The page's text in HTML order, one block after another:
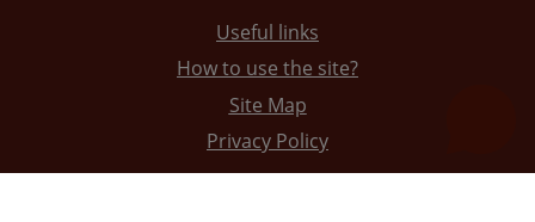
Useful links
How to use the site?
Site Map
Privacy Policy